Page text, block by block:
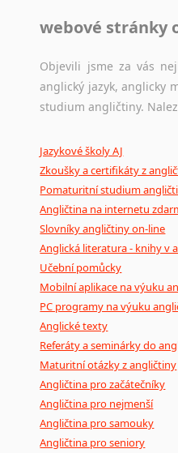
Jazykový korpus je
původního zdroje textu.
Ostatní pomůcky pro
poradny a pravidla
webové stránky
Objevili jsme za vás
anglický jazyk, anglicky
studium angličtiny.
Jazykové školy AJ
Zkoušky a certifikáty z
Pomaturitní studium
Angličtina na internetu
Slovníky angličtiny on-line
Anglická literatura - knihy v
Učební pomůcky
Mobilní aplikace na výuku
PC programy na výuku
Anglické texty
Referáty a seminárky do
Maturitní otázky z angličtiny
Angličtina pro začátečníky
Angličtina pro nejmenší
Angličtina pro samouky
Angličtina pro seniory